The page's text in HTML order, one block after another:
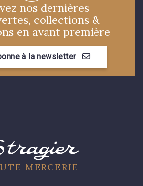
nos dernières
collections &
en avant première
à la newsletter
MERCERIE